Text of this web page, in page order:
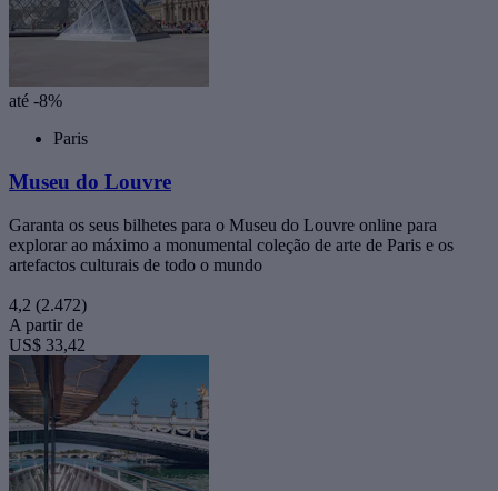
até -8%
Paris
Museu do Louvre
Garanta os seus bilhetes para o Museu do Louvre online para
explorar ao máximo a monumental coleção de arte de Paris e os
artefactos culturais de todo o mundo
4,2 (2.472)
A partir de
US$ 33,42